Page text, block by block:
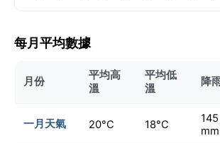
每月平均數據
月份
平均高
溫
平均低
溫
降
一月天氣 20°C 18°C
145
mm